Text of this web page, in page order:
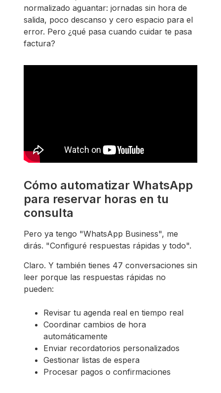
normalizado aguantar: jornadas sin hora de
salida, poco descanso y cero espacio para el
error. Pero ¿qué pasa cuando cuidar te pasa
factura?
Cómo automatizar WhatsApp
para reservar horas en tu
consulta
Pero ya tengo "WhatsApp Business", me
dirás. "Configuré respuestas rápidas y todo".
Claro. Y también tienes 47 conversaciones sin
leer porque las respuestas rápidas no
pueden:
Revisar tu agenda real en tiempo real
Coordinar cambios de hora
automáticamente
Enviar recordatorios personalizados
Gestionar listas de espera
Procesar pagos o confirmaciones